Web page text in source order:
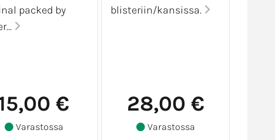
packed by
€
Varastossa
blisteriin/kansissa.
28,00 €
Varastossa